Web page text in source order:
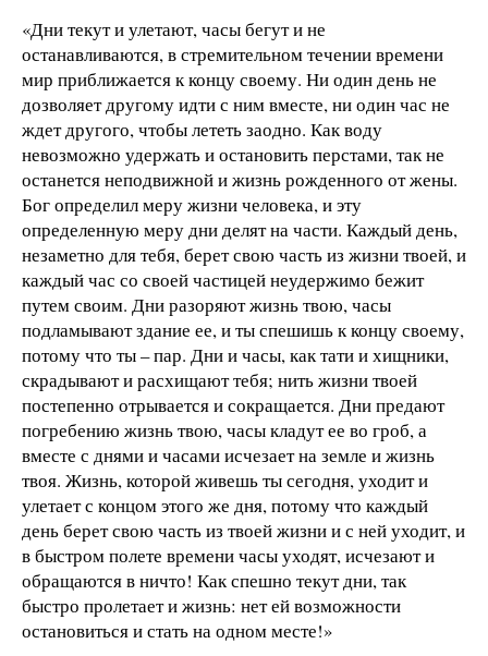
«Дни текут и улетают, часы бегут и не
останавливаются, в стремительном течении времени
мир приближается к концу своему. Ни один день не
дозволяет другому идти с ним вместе, ни один час не
ждет другого, чтобы лететь заодно. Как воду
невозможно удержать и остановить перстами, так не
останется неподвижной и жизнь рожденного от жены.
Бог определил меру жизни человека, и эту
определенную меру дни делят на части. Каждый день,
незаметно для тебя, берет свою часть из жизни твоей, и
каждый час со своей частицей неудержимо бежит
путем своим. Дни разоряют жизнь твою, часы
подламывают здание ее, и ты спешишь к концу своему,
потому что ты – пар. Дни и часы, как тати и хищники,
скрадывают и расхищают тебя; нить жизни твоей
постепенно отрывается и сокращается. Дни предают
погребению жизнь твою, часы кладут ее во гроб, а
вместе с днями и часами исчезает на земле и жизнь
твоя. Жизнь, которой живешь ты сегодня, уходит и
улетает с концом этого же дня, потому что каждый
день берет свою часть из твоей жизни и с ней уходит, и
в быстром полете времени часы уходят, исчезают и
обращаются в ничто! Как спешно текут дни, так
быстро пролетает и жизнь: нет ей возможности
остановиться и стать на одном месте!»